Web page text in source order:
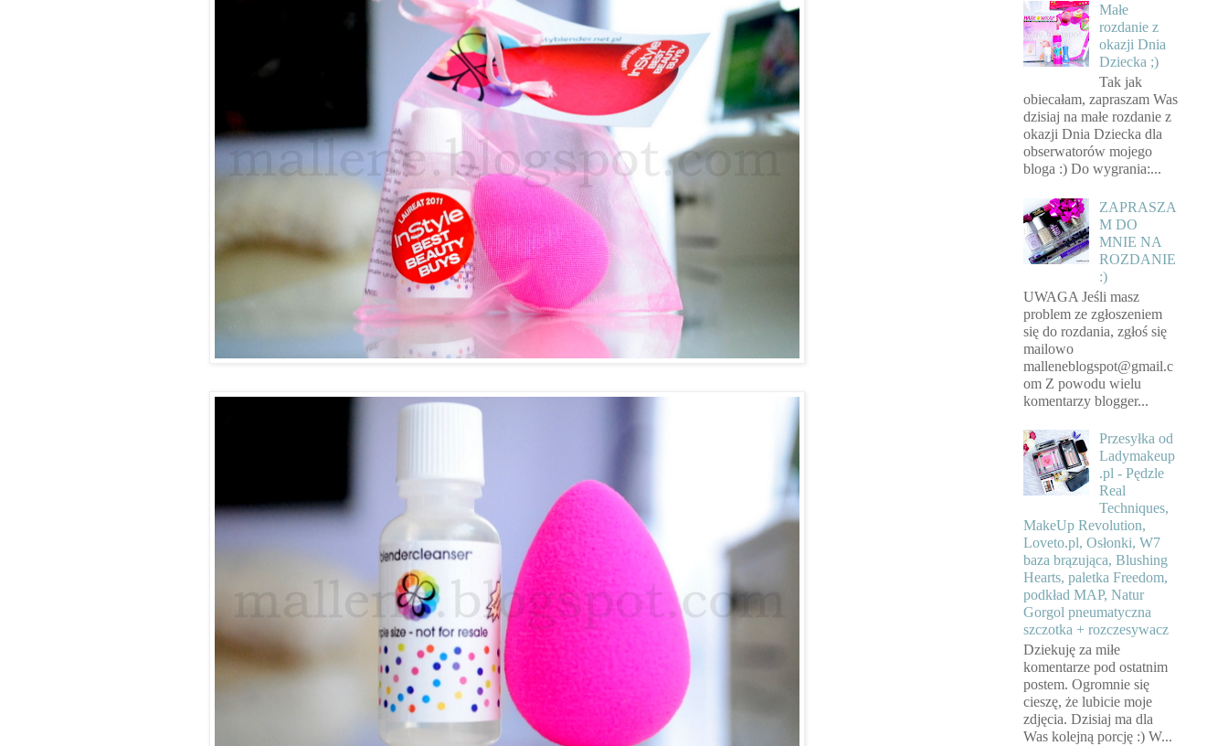
Małe
rozdanie z
okazji Dnia
Dziecka ;)
Tak jak
obiecałam, zapraszam Was
dzisiaj na małe rozdanie z
okazji Dnia Dziecka dla
obserwatorów mojego
bloga :) Do wygrania:...
ZAPRASZA
M DO
MNIE NA
ROZDANIE
:)
UWAGA Jeśli masz
problem ze zgłoszeniem
się do rozdania, zgłoś się
mailowo
malleneblogspot@gmail.c
om Z powodu wielu
komentarzy blogger...
Przesyłka od
Ladymakeup
.pl - Pędzle
Real
Techniques,
MakeUp Revolution,
Loveto.pl, Osłonki, W7
baza brązująca, Blushing
Hearts, paletka Freedom,
podkład MAP, Natur
Gorgol pneumatyczna
szczotka + rozczesywacz
Dziekuję za miłe
komentarze pod ostatnim
postem. Ogromnie się
cieszę, że lubicie moje
zdjęcia. Dzisiaj ma dla
Was kolejną porcję :) W...